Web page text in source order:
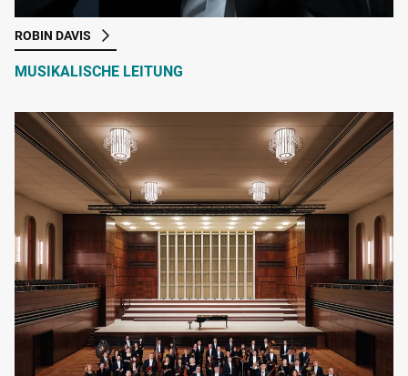
ROBIN DAVIS
MUSIKALISCHE LEITUNG